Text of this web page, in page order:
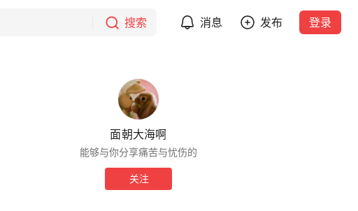
搜索 消息 发布 登录
面朝大海啊
能够与你分享痛苦与忧伤的
关注